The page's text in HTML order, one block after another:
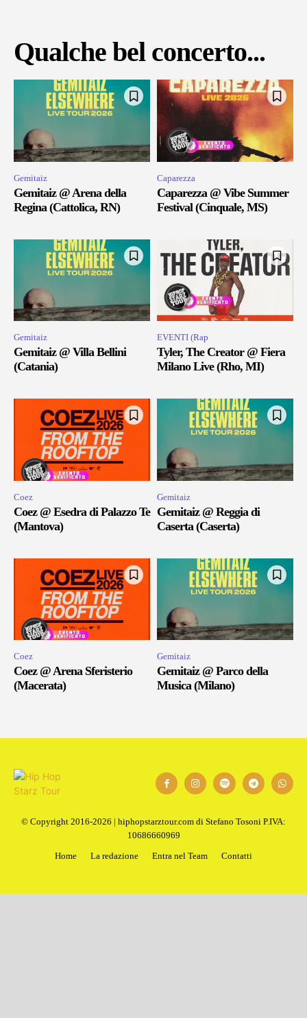
Qualche bel concerto...
Gemitaiz
Gemitaiz @ Arena della
Regina (Cattolica, RN)
Caparezza
Caparezza @ Vibe Summer
Festival (Cinquale, MS)
Gemitaiz
Gemitaiz @ Villa Bellini
(Catania)
EVENTI (Rap
Tyler, The Creator @ Fiera
Milano Live (Rho, MI)
Coez
Coez @ Esedra di Palazzo Te
(Mantova)
Gemitaiz
Gemitaiz @ Reggia di
Caserta (Caserta)
Coez
Coez @ Arena Sferisterio
(Macerata)
Gemitaiz
Gemitaiz @ Parco della
Musica (Milano)
© Copyright 2016-2026 | hiphopstarztour.com di Stefano Tosoni P.IVA:
10686660969
Home
La redazione Entra nel Team Contatti